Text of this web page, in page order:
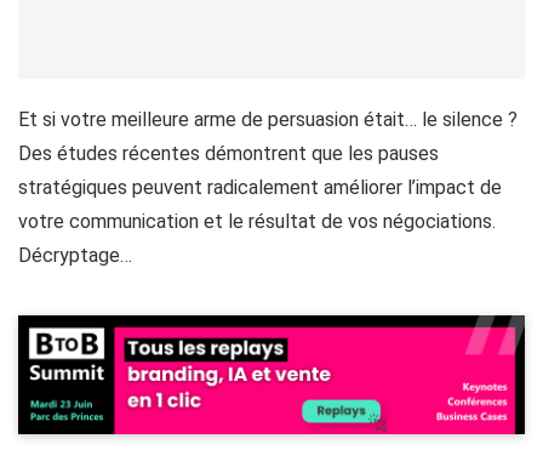
Et si votre meilleure arme de persuasion était… le silence ?
Des études récentes démontrent que les pauses
stratégiques peuvent radicalement améliorer l’impact de
votre communication et le résultat de vos négociations.
Décryptage…